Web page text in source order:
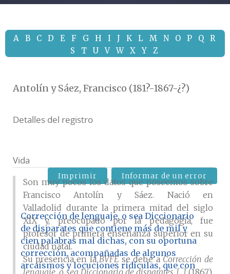
A B C D E F G H I J K L M N O P Q
R
S
T U V W X Y Z
Antolín y Sáez, Francisco (181?-1867-¿?)
Detalles del registro
Vida
Son muy pocos los datos que poseemos sobre
Francisco Antolín y Sáez. Nació en
Valladolid durante la primera mitad del siglo
XIX y, preocupado por la pedagogía, fue
profesor de primera enseñanza superior en su
ciudad natal.
Su presencia en laBVFEse debe aCorrección de
lenguaje, ó sea Diccionario de disparates […] (1867),
Imprimir Informar de un error
Corrección de lenguaje, o sea Diccionario
de disparates que contiene más de mil y
cien palabras mal dichas, con su oportuna
corrección, acompañadas de algunos
arcaísmos y locuciones ridículas, que con